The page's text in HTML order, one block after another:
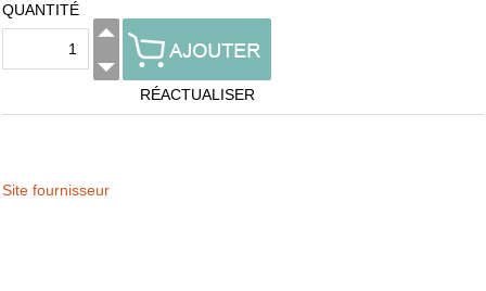
QUANTITÉ
RÉACTUALISER
Site fournisseur